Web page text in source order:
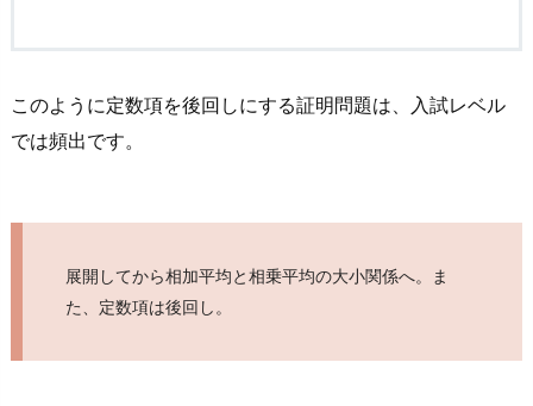
このように定数項を後回しにする証明問題は、入試レベル
では頻出です。
展開してから相加平均と相乗平均の大小関係へ。ま
た、定数項は後回し。